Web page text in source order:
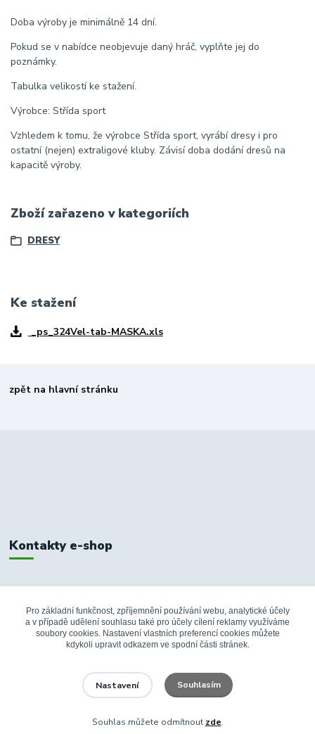
Doba výroby je minimálně 14 dní.
Pokud se v nabídce neobjevuje daný hráč, vyplňte jej do
poznámky.
Tabulka velikostí ke stažení.
Výrobce: Střída sport
Vzhledem k tomu, že výrobce Střída sport, vyrábí dresy i pro
ostatní (nejen) extraligové kluby. Závisí doba dodání dresů na
kapacitě výroby.
Zboží zařazeno v kategoriích
DRESY
Ke stažení
_ps_324Vel-tab-MASKA.xls
zpět na hlavní stránku
Kontakty e-shop
+420 326 748 155
info@fanshopbkboleslav.cz
Pro základní funkčnost, zpříjemnění používání webu, analytické účely
a v případě udělení souhlasu také pro účely cílení reklamy využíváme
soubory cookies. Nastavení vlastních preferencí cookies můžete
kdykoli upravit odkazem ve spodní části stránek.
Nastavení Souhlasím
Souhlas můžete odmítnout zde.